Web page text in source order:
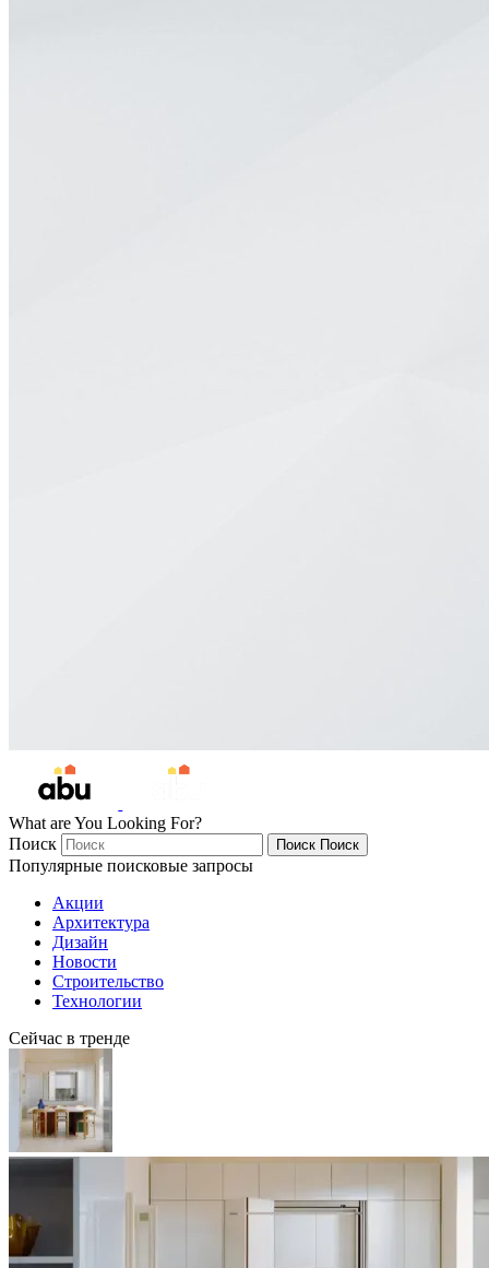
What are You Looking For?
Поиск
Поиск Поиск
Популярные поисковые запросы
Акции
Архитектура
Дизайн
Новости
Строительство
Технологии
Сейчас в тренде